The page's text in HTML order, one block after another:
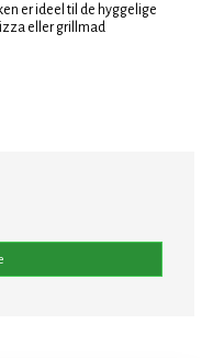
er ideel til de hyggelige
eller grillmad